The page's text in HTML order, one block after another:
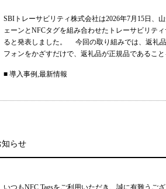
SBIトレーサビリティ株式会社は2026年7月15日、
ェーンとNFCタグを組み合わせたトレーサビリテ
ると発表しました。 今回の取り組みでは、返礼
フォンをかざすだけで、返礼品が正規品であるこ
■ 導入事例,最新情報
らせ
いつもNFC Tagsをご利用いただき、誠に有難う